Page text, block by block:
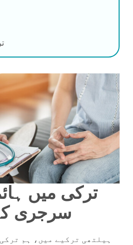
ترکی میں
سرجری
ہیلتھی ترکیے میں، ہم